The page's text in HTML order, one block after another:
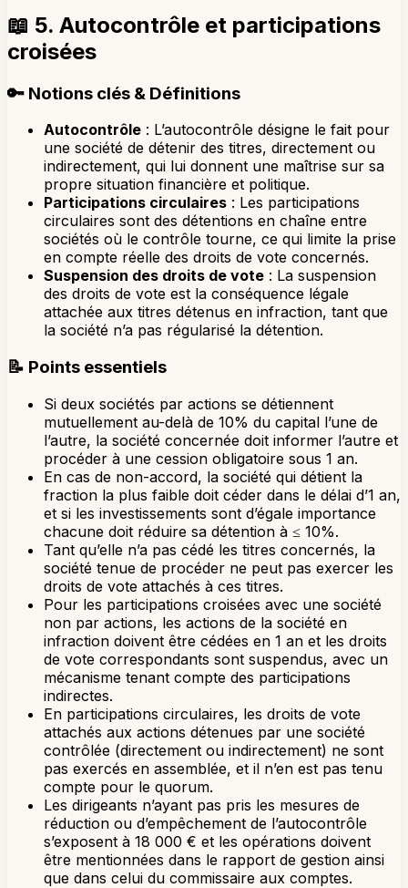
📖 5. Autocontrôle et participations
croisées
🔑 Notions clés & Définitions
Autocontrôle : L’autocontrôle désigne le fait pour
une société de détenir des titres, directement ou
indirectement, qui lui donnent une maîtrise sur sa
propre situation financière et politique.
Participations circulaires : Les participations
circulaires sont des détentions en chaîne entre
sociétés où le contrôle tourne, ce qui limite la prise
en compte réelle des droits de vote concernés.
Suspension des droits de vote : La suspension
des droits de vote est la conséquence légale
attachée aux titres détenus en infraction, tant que
la société n’a pas régularisé la détention.
📝 Points essentiels
Si deux sociétés par actions se détiennent
mutuellement au-delà de 10% du capital l’une de
l’autre, la société concernée doit informer l’autre et
procéder à une cession obligatoire sous 1 an.
En cas de non-accord, la société qui détient la
fraction la plus faible doit céder dans le délai d’1 an,
et si les investissements sont d’égale importance
chacune doit réduire sa détention à ≤ 10%.
Tant qu’elle n’a pas cédé les titres concernés, la
société tenue de procéder ne peut pas exercer les
droits de vote attachés à ces titres.
Pour les participations croisées avec une société
non par actions, les actions de la société en
infraction doivent être cédées en 1 an et les droits
de vote correspondants sont suspendus, avec un
mécanisme tenant compte des participations
indirectes.
En participations circulaires, les droits de vote
attachés aux actions détenues par une société
contrôlée (directement ou indirectement) ne sont
pas exercés en assemblée, et il n’en est pas tenu
compte pour le quorum.
Les dirigeants n’ayant pas pris les mesures de
réduction ou d’empêchement de l’autocontrôle
s’exposent à 18 000 € et les opérations doivent
être mentionnées dans le rapport de gestion ainsi
que dans celui du commissaire aux comptes.